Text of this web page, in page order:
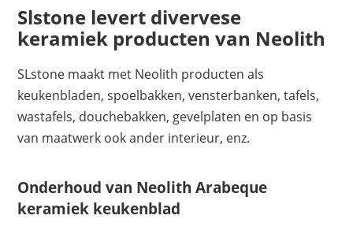
Slstone levert divervese
keramiek producten van Neolith
SLstone maakt met Neolith producten als
keukenbladen, spoelbakken, vensterbanken, tafels,
wastafels, douchebakken, gevelplaten en op basis
van maatwerk ook ander interieur, enz.
Onderhoud van Neolith Arabeque
keramiek keukenblad